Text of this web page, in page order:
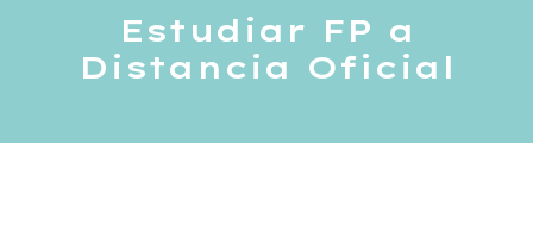
Estudiar FP a
Distancia Oficial